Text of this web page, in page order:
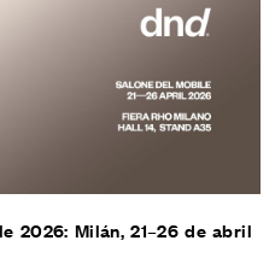
2026: Milán, 21–26 de abril